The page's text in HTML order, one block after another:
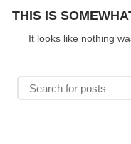
THIS IS
It looks like nothing